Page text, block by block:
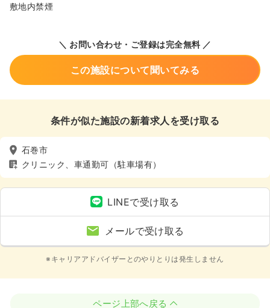
敷地内禁煙
＼ お問い合わせ・ご登録は完全無料 ／
この施設について聞いてみる
条件が似た施設の新着求人を受け取る
石巻市
クリニック、車通勤可（駐車場有）
LINEで受け取る
メールで受け取る
※キャリアアドバイザーとのやりとりは発生しません
ページ上部へ戻る